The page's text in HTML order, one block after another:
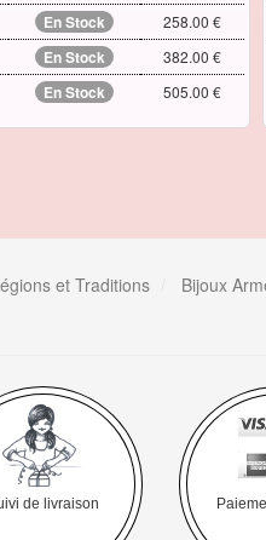
En Stock
258.00 €
En Stock
382.00 €
En Stock 505.00 €
et Traditions Bijoux
de livraison